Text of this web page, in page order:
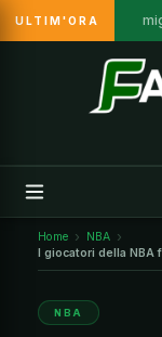
ULTIM'ORA
Home
NBA
I giocatori della
NBA